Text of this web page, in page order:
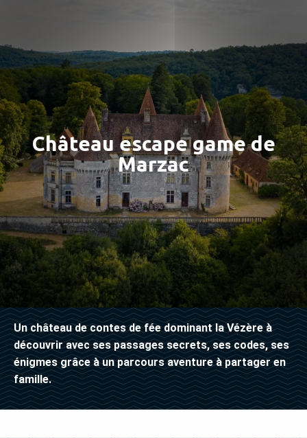
Château escape game de
Marzac
Un château de contes de fée dominant la Vézère à
découvrir avec ses passages secrets, ses codes, ses
énigmes grâce à un parcours aventure à partager en
famille.